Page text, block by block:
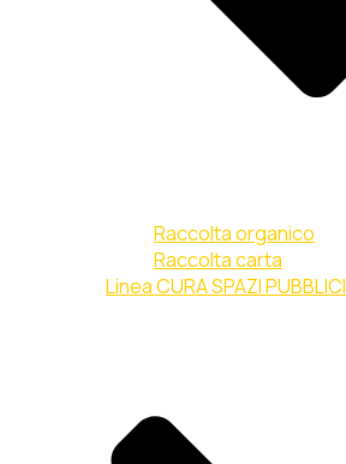
Raccolta organico
Raccolta carta
Linea CURA SPAZI PUBBLICI